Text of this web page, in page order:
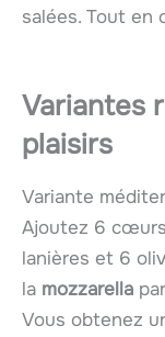
salées. Tout en
Variantes
plaisirs
Variante
Ajoutez 6 cœurs
lanières et 6
la mozzarella
Vous obtenez